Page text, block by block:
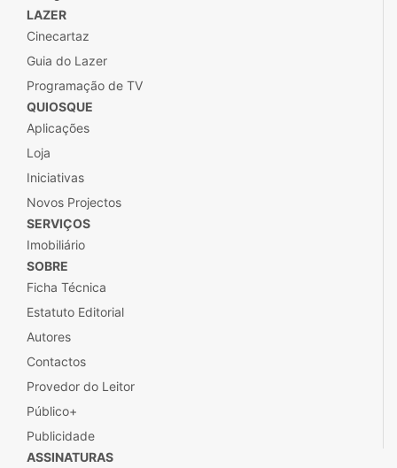
LAZER
Cinecartaz
Guia do Lazer
Programação de TV
QUIOSQUE
Aplicações
Loja
Iniciativas
Novos Projectos
SERVIÇOS
Imobiliário
SOBRE
Ficha Técnica
Estatuto Editorial
Autores
Contactos
Provedor do Leitor
Público+
Publicidade
ASSINATURAS